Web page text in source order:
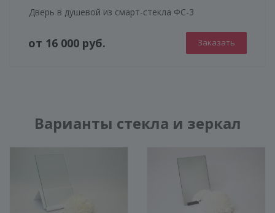
Дверь в душевой из смарт-стекла ФС-3
от 16 000 руб. Заказать
Варианты стекла и зеркал